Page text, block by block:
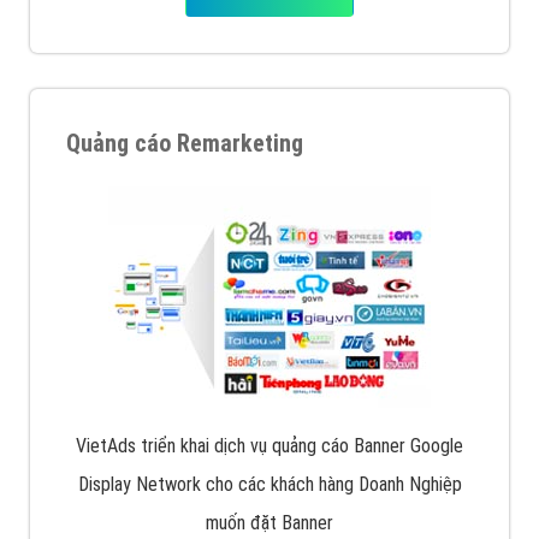
Quảng cáo Remarketing
VietAds triển khai dịch vụ quảng cáo Banner Google
Display Network cho các khách hàng Doanh Nghiệp
muốn đặt Banner